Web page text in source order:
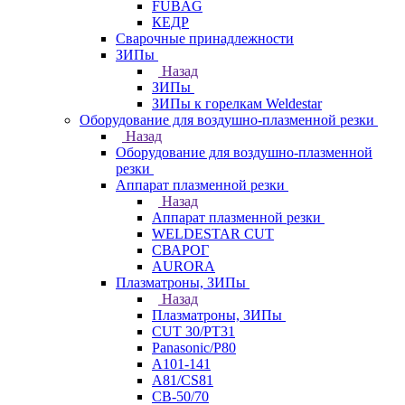
FUBAG
КЕДР
Сварочные принадлежности
ЗИПы
Назад
ЗИПы
ЗИПы к горелкам Weldestar
Оборудование для воздушно-плазменной резки
Назад
Оборудование для воздушно-плазменной
резки
Аппарат плазменной резки
Назад
Аппарат плазменной резки
WELDESTAR CUT
СВАРОГ
AURORA
Плазматроны, ЗИПы
Назад
Плазматроны, ЗИПы
CUT 30/PT31
Panasonic/P80
А101-141
А81/CS81
СВ-50/70